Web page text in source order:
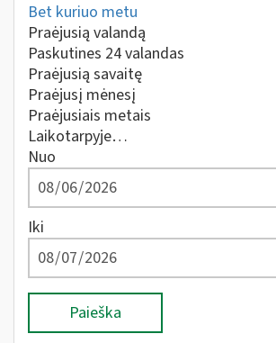
Bet kuriuo metu
Praėjusią valandą
Paskutines 24 valandas
Praėjusią savaitę
Praėjusį mėnesį
Praėjusiais metais
Laikotarpyje…
Nuo
Iki
Paieška